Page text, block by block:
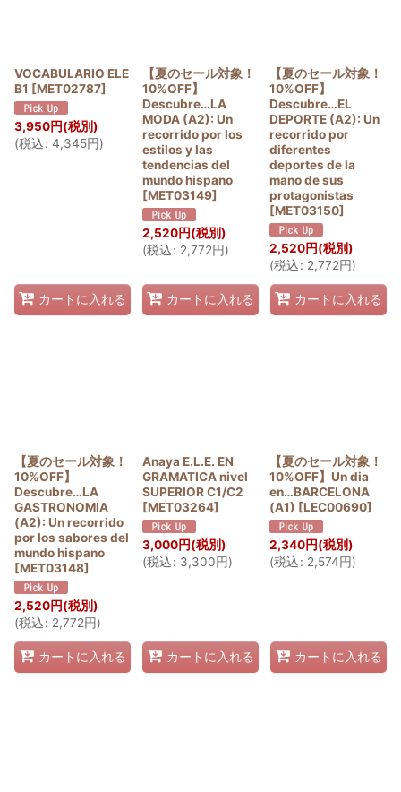
VOCABULARIO ELE
B1 [MET02787]
3,950円(税別)
(税込: 4,345円)
カートに入れる
【夏のセール対象！
10%OFF】
Descubre…LA
MODA (A2): Un
recorrido por los
estilos y las
tendencias del
mundo hispano
[MET03149]
2,520円(税別)
(税込: 2,772円)
カートに入れる
【夏のセール対象！
10%OFF】
Descubre…EL
DEPORTE (A2): Un
recorrido por
diferentes
deportes de la
mano de sus
protagonistas
[MET03150]
2,520円(税別)
(税込: 2,772円)
カートに入れる
【夏のセール対象！
10%OFF】
Descubre…LA
GASTRONOMIA
(A2): Un recorrido
por los sabores del
mundo hispano
[MET03148]
2,520円(税別)
(税込: 2,772円)
カートに入れる
Anaya E.L.E. EN
GRAMATICA nivel
SUPERIOR C1/C2
[MET03264]
3,000円(税別)
(税込: 3,300円)
カートに入れる
【夏のセール対象！
10%OFF】Un dia
en…BARCELONA
(A1) [LEC00690]
2,340円(税別)
(税込: 2,574円)
カートに入れる